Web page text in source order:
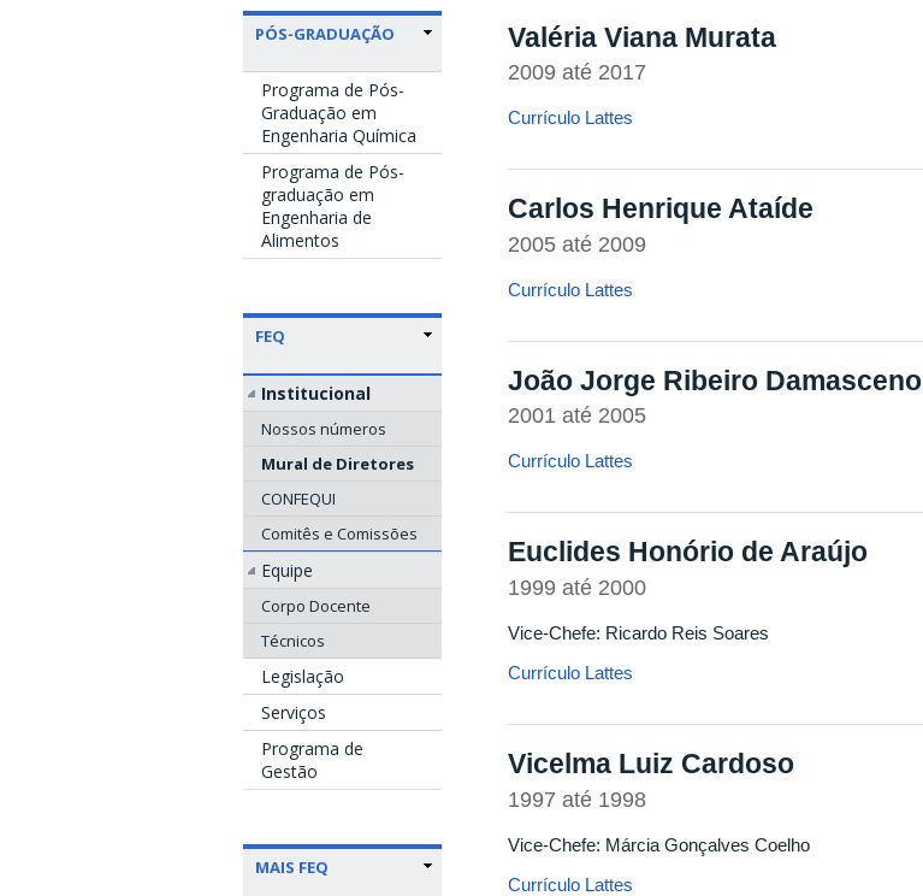
PÓS-GRADUAÇÃO
Programa de Pós-
Graduação em
Engenharia Química
Programa de Pós-
graduação em
Engenharia de
Alimentos
FEQ
Institucional
Nossos números
Mural de Diretores
CONFEQUI
Comitês e Comissões
Equipe
Corpo Docente
Técnicos
Legislação
Serviços
Programa de
Gestão
MAIS FEQ
Valéria Viana Murata
2009 até 2017
Currículo Lattes
Carlos Henrique Ataíde
2005 até 2009
Currículo Lattes
João Jorge Ribeiro Damasceno
2001 até 2005
Currículo Lattes
Euclides Honório de Araújo
1999 até 2000
Vice-Chefe: Ricardo Reis Soares
Currículo Lattes
Vicelma Luiz Cardoso
1997 até 1998
Vice-Chefe: Márcia Gonçalves Coelho
Currículo Lattes